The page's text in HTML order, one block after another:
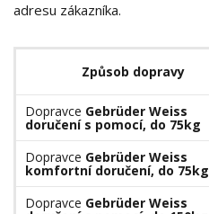
adresu zákazníka.
Způsob dopravy
Dopravce Gebrüder Weiss
doručení s pomocí, do 75kg
Dopravce Gebrüder Weiss
komfortní doručení, do 75kg
Dopravce Gebrüder Weiss